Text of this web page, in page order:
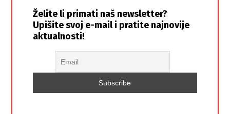
Želite li primati naš newsletter?
Upišite svoj e-mail i pratite najnovije
aktualnosti!